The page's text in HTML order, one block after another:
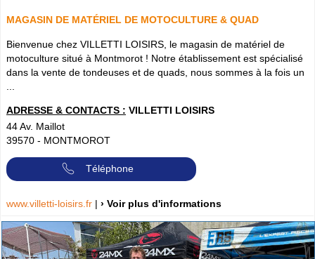
MAGASIN DE MATÉRIEL DE MOTOCULTURE & QUAD
Bienvenue chez VILLETTI LOISIRS, le magasin de matériel de
motoculture situé à Montmorot ! Notre établissement est spécialisé
dans la vente de tondeuses et de quads, nous sommes à la fois un
ADRESSE & CONTACTS : VILLETTI LOISIRS
44 Av. Maillot
39570 - MONTMOROT
Téléphone
www.villetti-loisirs.fr | › Voir plus d'informations